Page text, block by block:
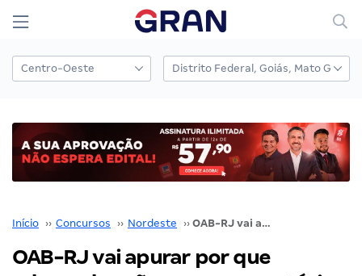
Início ›› Concursos ›› Nordeste ›› OAB-RJ vai apurar por que advogados não sacam precatórios liberados
OAB-RJ vai apurar por que